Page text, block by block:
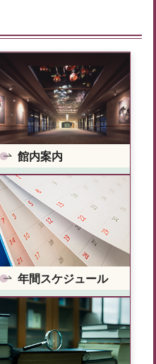
館内案内
年間スケジュール